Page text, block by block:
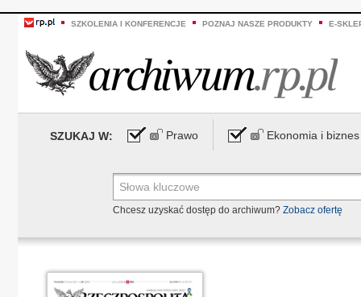
SZKOLENIA I KONFERENCJE POZNAJ NASZE PRODUKTY E-
SZUKAJ W: Prawo Ekonomia i biznes
Chcesz uzyskać dostęp do archiwum? Zobacz ofertę